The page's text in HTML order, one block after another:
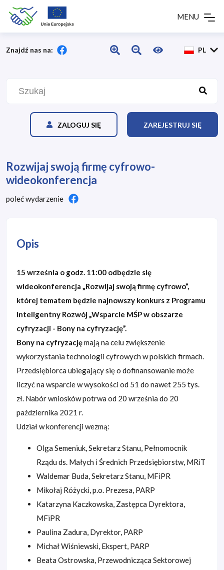
MENU
Znajdź nas na: PL
ZALOGUJ SIĘ ZAREJESTRUJ SIĘ
Rozwijaj swoją firmę cyfrowo-
wideokonferencja
poleć wydarzenie
Opis
15 września o godz. 11:00 odbędzie się
wideokonferencja „Rozwijaj swoją firmę cyfrowo”,
której tematem będzie najnowszy konkurs z Programu
Inteligentny Rozwój „Wsparcie MŚP w obszarze
cyfryzacji - Bony na cyfryzację”.
Bony na cyfryzacjęmają na celu zwiększenie
wykorzystania technologii cyfrowych w polskich firmach.
Przedsiębiorca ubiegający się o dofinansowanie może
liczyć na wsparcie w wysokości od 51 do nawet 255 tys.
zł. Nabór wniosków potrwa od 20 września do 20
października 2021 r.
Udział w konferencji wezmą:
Olga Semeniuk, Sekretarz Stanu, Pełnomocnik
Rządu ds. Małych i Średnich Przedsiębiorstw, MRiT
Waldemar Buda, Sekretarz Stanu, MFiPR
Mikołaj Różycki, p.o. Prezesa, PARP
Katarzyna Kaczkowska, Zastępca Dyrektora,
MFiPR
Paulina Zadura, Dyrektor, PARP
Michał Wiśniewski, Ekspert, PARP
Beata Ostrowska, Przewodnicząca Sektorowej